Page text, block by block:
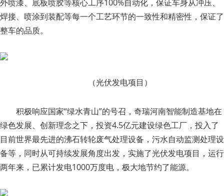
外喷漆、底板喷胶等核心工序100%自动化，保证车身从冲压、
焊接、喷涂到装配等每一个工艺环节的一致性和精密性，保证了
整车的品质。
（光伏发电项目）
积极响应国家“绿水青山”的号召，奇瑞河南智能制造基地在
绿色发展、创新理念之下，投资4.5亿元建设绿色工厂，投入了
目前世界最先进的沸石转轮废气处理设备，污水自动监测处理设
备等，同时从可持续发展角度出发，实施了光伏发电项目，运行
两年来，已累计发电1000万度电，极大地节约了能源。